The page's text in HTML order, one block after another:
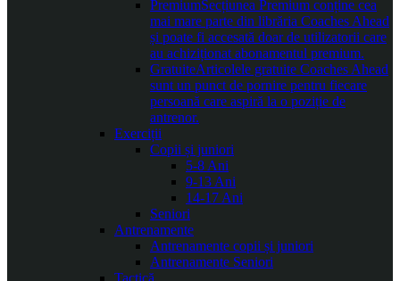
PremiumSecțiunea Premium conține cea
mai mare parte din librăria Coaches Ahead
și poate fi accesată doar de utilizatorii care
au achiziționat abonamentul premium.
GratuiteArticolele gratuite Coaches Ahead
sunt un punct de pornire pentru fiecare
persoană care aspiră la o poziție de
antrenor.
Exerciții
Copii și juniori
5-8 Ani
9-13 Ani
14-17 Ani
Seniori
Antrenamente
Antrenamente copii și juniori
Antrenamente Seniori
Tactică